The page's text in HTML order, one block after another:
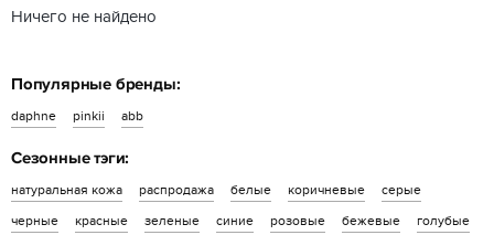
Ничего не найдено
Популярные бренды:
daphne pinkii abb
Сезонные тэги:
натуральная кожа распродажа белые коричневые
серые
черные
красные зеленые синие розовые бежевые
голубые